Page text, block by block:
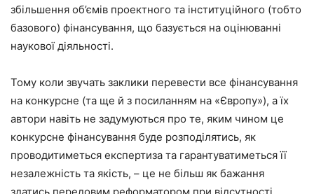
збільшення об’ємів проектного та інституційного (тобто
базового) фінансування, що базується на оцінюванні
наукової діяльності.
Тому коли звучать заклики перевести все фінансування
на конкурсне (та ще й з посиланням на «Європу»), а їх
автори навіть не задумуються про те, яким чином це
конкурсне фінансування буде розподілятись, як
проводитиметься експертиза та гарантуватиметься її
незалежність та якість, – це не більш як бажання